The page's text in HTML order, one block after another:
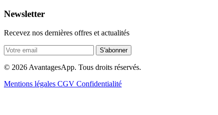
Newsletter
Recevez nos dernières offres et actualités
S'abonner
© 2026 AvantagesApp. Tous droits réservés.
Mentions légales CGV Confidentialité